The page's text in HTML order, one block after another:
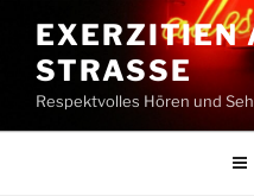
Inhalt
springen
EXERZITIEN
STRASSE
Respektvolles Hören und